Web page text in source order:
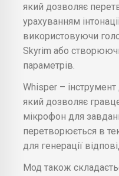
який дозволяє
урахуванням
використовуючи
Skyrim або
параметрів.
Whisper –
який дозволяє
мікрофон для
перетворюється в
для генерації
Мод також